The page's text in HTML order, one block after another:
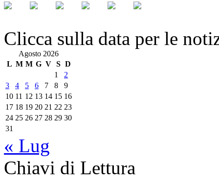
Clicca sulla data per le
Agosto 2026
L M M G V S D
1
2
3
4 5 6 7 8
9
10 11 12 13 14 15 16
17 18 19 20 21 22 23
24 25 26 27 28 29 30
31
« Lug
Chiavi di Lettura